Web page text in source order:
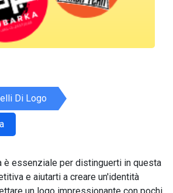
Di Logo
è essenziale per distinguerti in questa
e aiutarti a creare un'identità